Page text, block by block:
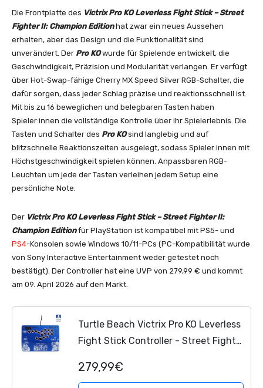
Die Frontplatte des Victrix Pro KO Leverless Fight Stick – Street
Fighter II: Champion Editionhat zwar ein neues Aussehen
erhalten, aber das Design und die Funktionalität sind
unverändert. Der Pro KOwurde für Spielende entwickelt, die
Geschwindigkeit, Präzision und Modularität verlangen. Er verfügt
über Hot-Swap-fähige Cherry MX Speed Silver RGB-Schalter, die
dafür sorgen, dass jeder Schlag präzise und reaktionsschnell ist.
Mit bis zu 16 beweglichen und belegbaren Tasten haben
Spieler:innen die vollständige Kontrolle über ihr Spielerlebnis. Die
Tasten und Schalter des Pro KOsind langlebig und auf
blitzschnelle Reaktionszeiten ausgelegt, sodass Spieler:innen mit
Höchstgeschwindigkeit spielen können. Anpassbaren RGB-
Leuchten um jede der Tasten verleihen jedem Setup eine
persönliche Note.
Der Victrix Pro KO Leverless Fight Stick – Street Fighter II:
Champion Editionfür PlayStation ist kompatibel mit PS5- und
PS4-Konsolen sowie Windows 10/11-PCs (PC-Kompatibilität wurde
von Sony Interactive Entertainment weder getestet noch
bestätigt). Der Controller hat eine UVP von 279,99 € und kommt
am 09. April 2026 auf den Markt.
Turtle Beach Victrix Pro KO Leverless
Fight Stick Controller - Street Fighter
Capcom und PlayStation lizenziert
279,99€